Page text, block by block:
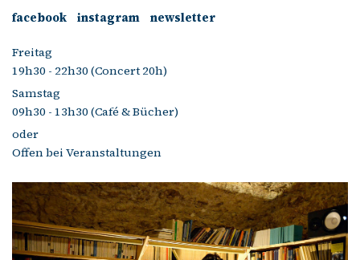
facebook instagram newsletter
Freitag
19h30 - 22h30 (Concert 20h)
Samstag
09h30 - 13h30 (Café & Bücher)
oder
Offen bei Veranstaltungen